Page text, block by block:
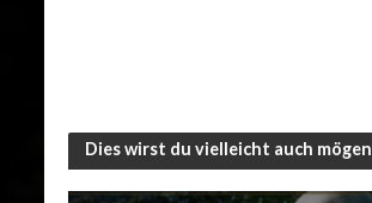
Dies wirst du vielleicht auch mögen